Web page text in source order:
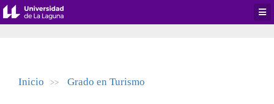
Inicio >> Grado en Turismo